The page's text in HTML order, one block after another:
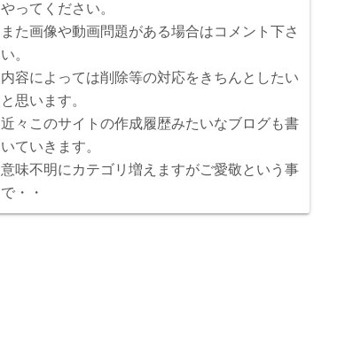
やってください。
また画像や動画問題がある場合はコメント下さ
い。
内容によっては削除等の対応をきちんとしたい
と思います。
近々このサイトの作成履歴みたいなブログも書
いていきます。
意味不明にカテゴリ増えますがご愛敬という事
で・・